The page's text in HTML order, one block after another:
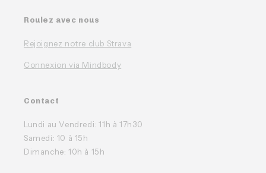
Roulez avec nous
Rejoignez notre club Strava
Connexion via Mindbody
Contact
Lundi au Vendredi: 11h à 17h30
Samedi: 10 à 15h
Dimanche: 10h à 15h